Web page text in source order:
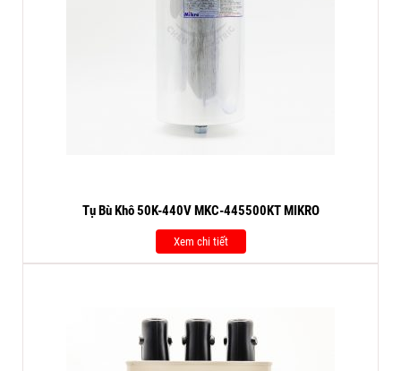
Tụ Bù Khô 50K-440V MKC-445500KT MIKRO
Xem chi tiết